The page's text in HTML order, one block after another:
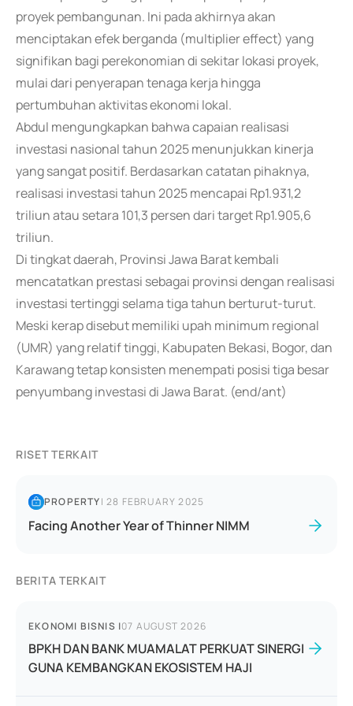
proyek pembangunan. Ini pada akhirnya akan
menciptakan efek berganda (multiplier effect) yang
signifikan bagi perekonomian di sekitar lokasi proyek,
mulai dari penyerapan tenaga kerja hingga
pertumbuhan aktivitas ekonomi lokal.
Abdul mengungkapkan bahwa capaian realisasi
investasi nasional tahun 2025 menunjukkan kinerja
yang sangat positif. Berdasarkan catatan pihaknya,
realisasi investasi tahun 2025 mencapai Rp1.931,2
triliun atau setara 101,3 persen dari target Rp1.905,6
triliun.
Di tingkat daerah, Provinsi Jawa Barat kembali
mencatatkan prestasi sebagai provinsi dengan realisasi
investasi tertinggi selama tiga tahun berturut-turut.
Meski kerap disebut memiliki upah minimum regional
(UMR) yang relatif tinggi, Kabupaten Bekasi, Bogor, dan
Karawang tetap konsisten menempati posisi tiga besar
penyumbang investasi di Jawa Barat. (end/ant)
RISET TERKAIT
PROPERTY|28 FEBRUARY 2025
Facing Another Year of Thinner NIMM
BERITA TERKAIT
EKONOMI BISNIS |07 AUGUST 2026
BPKH DAN BANK MUAMALAT PERKUAT SINERGI
GUNA KEMBANGKAN EKOSISTEM HAJI